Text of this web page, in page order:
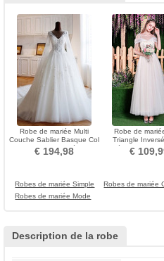
Robe de mariée Multi
Couche Sablier Basque Col
en V Fermeture éclair
€ 194,98
Robe de
Triangle
Elégant Manche
€
Robes de mariée Simple Robes de mariée
Robes de mariée Mode
Description de la robe